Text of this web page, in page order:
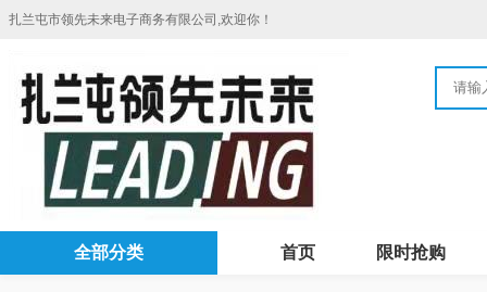
扎兰屯市领先未来电子商务有限公司,欢迎你！
全部分类 首页 限时抢购